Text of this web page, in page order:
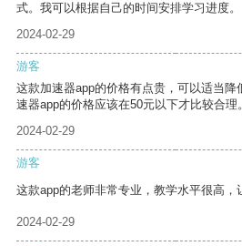
式。我可以根据自己的时间安排学习进度。
2024-02-29
游客
这款加速器app的价格有点贵，可以适当降
速器app的价格应该在50元以下才比较合理。
2024-02-29
游客
这款app的老师非常专业，教学水平很高，
2024-02-29